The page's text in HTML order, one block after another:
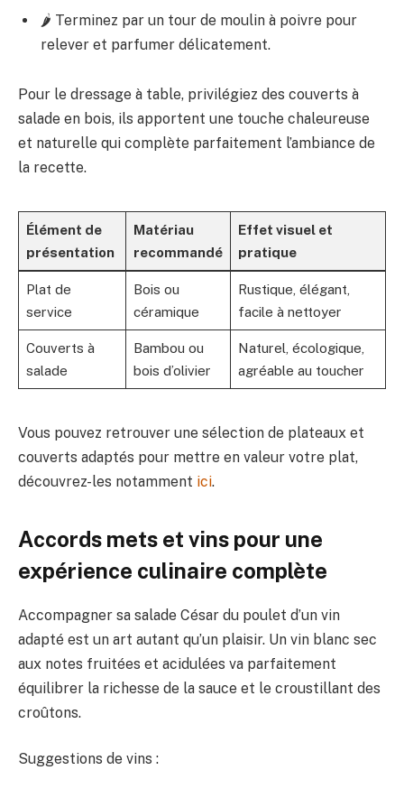
🌶 Terminez par un tour de moulin à poivre pour
relever et parfumer délicatement.
Pour le dressage à table, privilégiez des couverts à
salade en bois, ils apportent une touche chaleureuse
et naturelle qui complète parfaitement l’ambiance de
la recette.
Élément de
présentation
Matériau
recommandé
Effet visuel et
pratique
Plat de
service
Bois ou
céramique
Rustique, élégant,
facile à nettoyer
Couverts à
salade
Bambou ou
bois d’olivier
Naturel, écologique,
agréable au toucher
Vous pouvez retrouver une sélection de plateaux et
couverts adaptés pour mettre en valeur votre plat,
découvrez-les notamment ici.
Accords mets et vins pour une
expérience culinaire complète
Accompagner sa salade César du poulet d’un vin
adapté est un art autant qu’un plaisir. Un vin blanc sec
aux notes fruitées et acidulées va parfaitement
équilibrer la richesse de la sauce et le croustillant des
croûtons.
Suggestions de vins :